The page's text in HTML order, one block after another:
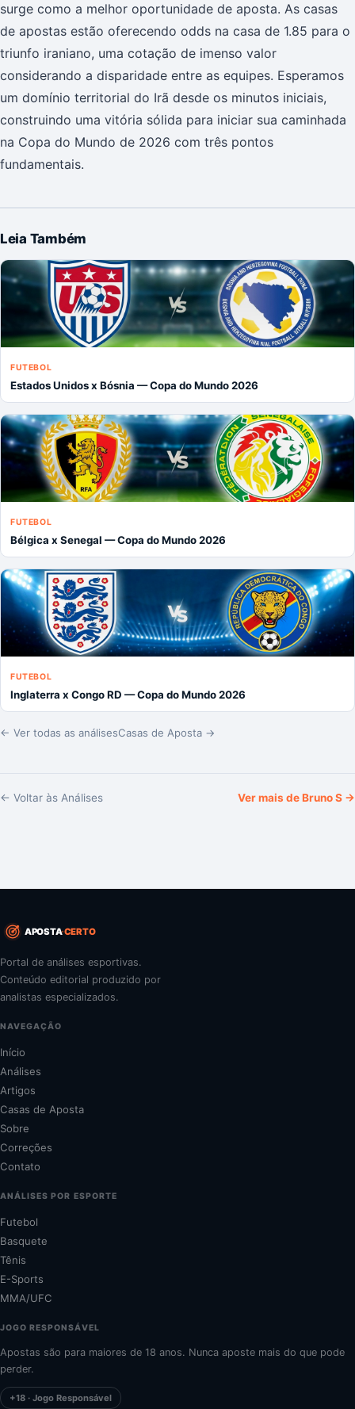
surge como a melhor oportunidade de aposta. As casas
de apostas estão oferecendo odds na casa de 1.85 para o
triunfo iraniano, uma cotação de imenso valor
considerando a disparidade entre as equipes. Esperamos
um domínio territorial do Irã desde os minutos iniciais,
construindo uma vitória sólida para iniciar sua caminhada
na Copa do Mundo de 2026 com três pontos
fundamentais.
Leia Também
FUTEBOL
Estados Unidos x Bósnia — Copa do Mundo 2026
FUTEBOL
Bélgica x Senegal — Copa do Mundo 2026
FUTEBOL
Inglaterra x Congo RD — Copa do Mundo 2026
← Ver todas as análisesCasas de Aposta →
← Voltar às Análises Ver mais deBruno S →
APOSTACERTO
Portal de análises esportivas.
Conteúdo editorial produzido por
analistas especializados.
NAVEGAÇÃO
Início
Análises
Artigos
Casas de Aposta
Sobre
Correções
Contato
ANÁLISES POR ESPORTE
Futebol
Basquete
Tênis
E-Sports
MMA/UFC
JOGO RESPONSÁVEL
Apostas são para maiores de 18 anos. Nunca aposte mais do que pode
perder.
+18 · Jogo Responsável